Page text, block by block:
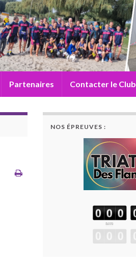
Partenaires Contacter le Club
NOS ÉPREUVES :